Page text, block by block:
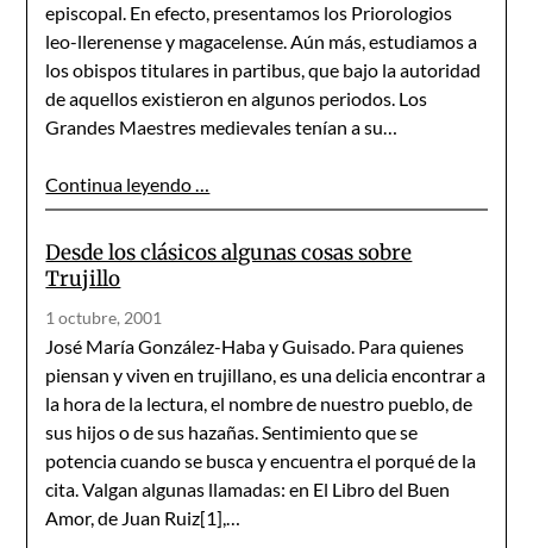
episcopal. En efecto, presentamos los Priorologios
leo-llerenense y magacelense. Aún más, estudiamos a
los obispos titulares in partibus, que bajo la autoridad
de aquellos existieron en algunos periodos. Los
Grandes Maestres medievales tenían a su…
Continua leyendo …
Desde los clásicos algunas cosas sobre
Trujillo
1 octubre, 2001
José María González-Haba y Guisado. Para quienes
piensan y viven en trujillano, es una delicia encontrar a
la hora de la lectura, el nombre de nuestro pueblo, de
sus hijos o de sus hazañas. Sentimiento que se
potencia cuando se busca y encuentra el porqué de la
cita. Valgan algunas llamadas: en El Libro del Buen
Amor, de Juan Ruiz[1],…